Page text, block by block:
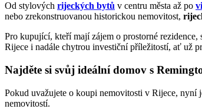
Od stylových rijeckých bytů v centru města až po
nebo zrekonstruovanou historickou nemovitost,
Pro kupující, kteří mají zájem o prostorné rezidence,
Rijece i nadále chytrou investiční příležitostí, ať už
Najděte si svůj ideální domov s
Pokud uvažujete o koupi nemovitosti v Rijece,
nemovitostí.